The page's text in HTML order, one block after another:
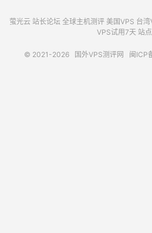
萤光云 站长论坛 全球主机测评 美国VPS 台湾
VPS试用7天 站
© 2021-2026 国外VPS测评网 闽ICP